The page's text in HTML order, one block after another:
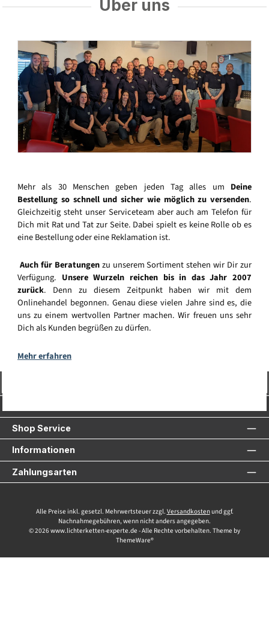
Über uns
Mehr als 30 Menschen geben jeden Tag alles um Deine
Bestellung so schnell und sicher wie möglich zu versenden.
Gleichzeitig steht unser Serviceteam aber auch am Telefon für
Dich mit Rat und Tat zur Seite. Dabei spielt es keine Rolle ob es
eine Bestellung oder eine Reklamation ist.
Auch für Beratungenzu unserem Sortiment stehen wir Dir zur
Verfügung. Unsere Wurzeln reichen bis in das Jahr 2007
zurück. Denn zu diesem Zeitpunkt haben wir mit dem
Onlinehandel begonnen. Genau diese vielen Jahre sind es, die
uns zu einem wertvollen Partner machen. Wir freuen uns sehr
Dich als Kunden begrüßen zu dürfen.
Mehr erfahren
Shop Service
Informationen
Zahlungsarten
Alle Preise inkl. gesetzl. Mehrwertsteuer zzgl. Versandkostenund ggf.
Nachnahmegebühren, wenn nicht anders angegeben.
© 2026 www.lichterketten-experte.de - Alle Rechte vorbehalten. Theme by
ThemeWare®